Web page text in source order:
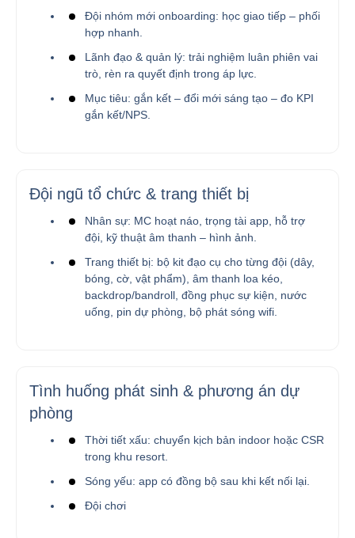
Đội nhóm mới onboarding: học giao tiếp – phối
hợp nhanh.
Lãnh đạo & quản lý: trải nghiệm luân phiên vai
trò, rèn ra quyết định trong áp lực.
Mục tiêu: gắn kết – đổi mới sáng tạo – đo KPI
gắn kết/NPS.
Đội ngũ tổ chức & trang thiết bị
Nhân sự: MC hoạt náo, trọng tài app, hỗ trợ
đội, kỹ thuật âm thanh – hình ảnh.
Trang thiết bị: bộ kit đạo cụ cho từng đội (dây,
bóng, cờ, vật phẩm), âm thanh loa kéo,
backdrop/bandroll, đồng phục sự kiện, nước
uống, pin dự phòng, bộ phát sóng wifi.
Tình huống phát sinh & phương án dự
phòng
Thời tiết xấu: chuyển kịch bản indoor hoặc CSR
trong khu resort.
Sóng yếu: app có đồng bộ sau khi kết nối lại.
Đội chơi